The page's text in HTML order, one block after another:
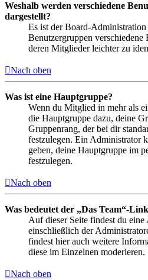
Weshalb werden verschiedene
dargestellt?
Es ist der Board-
Benutzergruppen verschiedene
deren Mitglieder leichter zu
Nach oben
Was ist eine Hauptgruppe?
Wenn du Mitglied in mehr als
die Hauptgruppe dazu, deine
Gruppenrang, der bei dir
festzulegen. Ein Administrator
geben, deine Hauptgruppe im
festzulegen.
Nach oben
Was bedeutet der „Das Team“-
Auf dieser Seite findest du
einschließlich der
findest hier auch weitere
diese im Einzelnen moderieren.
Nach oben